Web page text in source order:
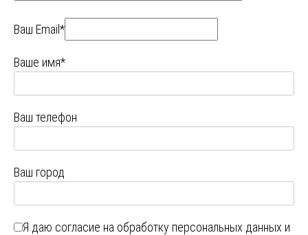
Ваш Email*
Ваше имя*
Ваш телефон
Ваш город
Я даю согласие на обработку персональных данных и